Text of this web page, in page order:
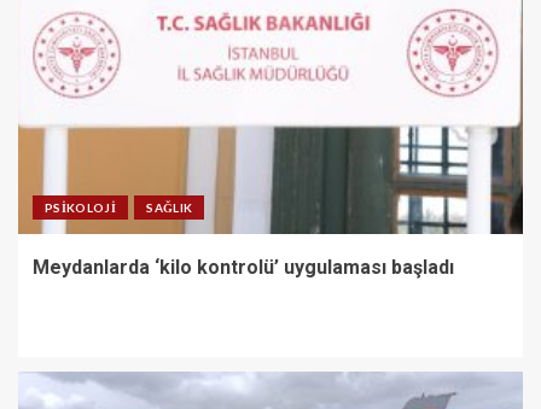
PSIKOLOJI SAĞLIK
Meydanlarda ‘kilo kontrolü’ uygulaması başladı